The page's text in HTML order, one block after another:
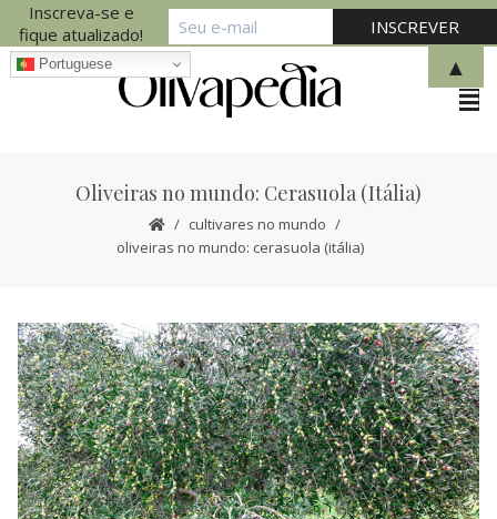
Oliveiras no mundo: Cerasuola (Itália)
cultivares no mundo
oliveiras no mundo: cerasuola (itália)
Inscreva-se e
fique atualizado!
▲
Portuguese